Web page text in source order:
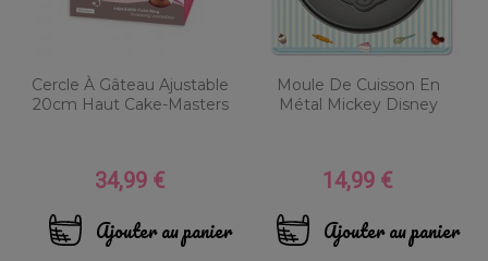
Cercle À Gâteau Ajustable
20cm Haut Cake-Masters
Prix
34,99 €
Ajouter au panier
Moule De Cuisson En
Métal Mickey Disney
Prix
14,99 €
Ajouter au panier